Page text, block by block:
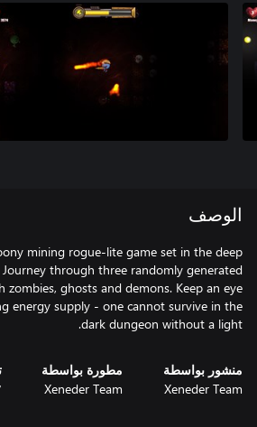
الوصف
mining rogue-lite game set in the deep
Journey through three randomly generated
zombies, ghosts and demons. Keep an eye
energy supply - one cannot survive in the
dark dungeon without a light.
منشور بواسطة
Xeneder Team
مطورة بواسطة
Xeneder Team